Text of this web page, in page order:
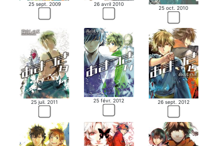
25 sept. 2009 26 avril 2010
25 oct. 2010
25 juil. 2011 25 févr. 2012 26 sept. 2012